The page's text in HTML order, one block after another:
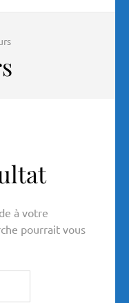
à votre
pourrait vous